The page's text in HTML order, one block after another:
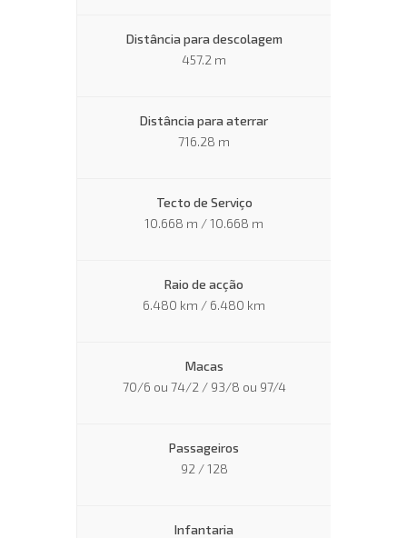
Distância para descolagem
457.2 m
Distância para aterrar
716.28 m
Tecto de Serviço
10.668 m / 10.668 m
Raio de acção
6.480 km / 6.480 km
Macas
70/6 ou 74/2 / 93/8 ou 97/4
Passageiros
92 / 128
Infantaria